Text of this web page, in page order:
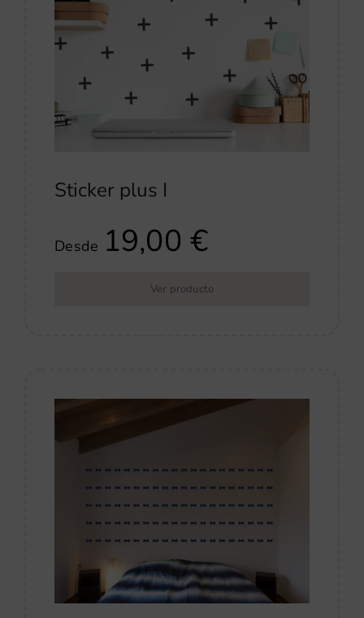
Sticker plus I
Desde 19,00€
Ver producto